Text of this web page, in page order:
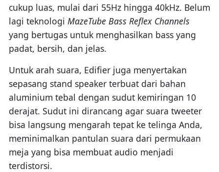
cukup luas, mulai dari 55Hz hingga 40kHz. Belum
lagi teknologi MazeTube Bass Reflex Channels
yang bertugas untuk menghasilkan bass yang
padat, bersih, dan jelas.
Untuk arah suara, Edifier juga menyertakan
sepasang stand speaker terbuat dari bahan
aluminium tebal dengan sudut kemiringan 10
derajat. Sudut ini dirancang agar suara tweeter
bisa langsung mengarah tepat ke telinga Anda,
meminimalkan pantulan suara dari permukaan
meja yang bisa membuat audio menjadi
terdistorsi.